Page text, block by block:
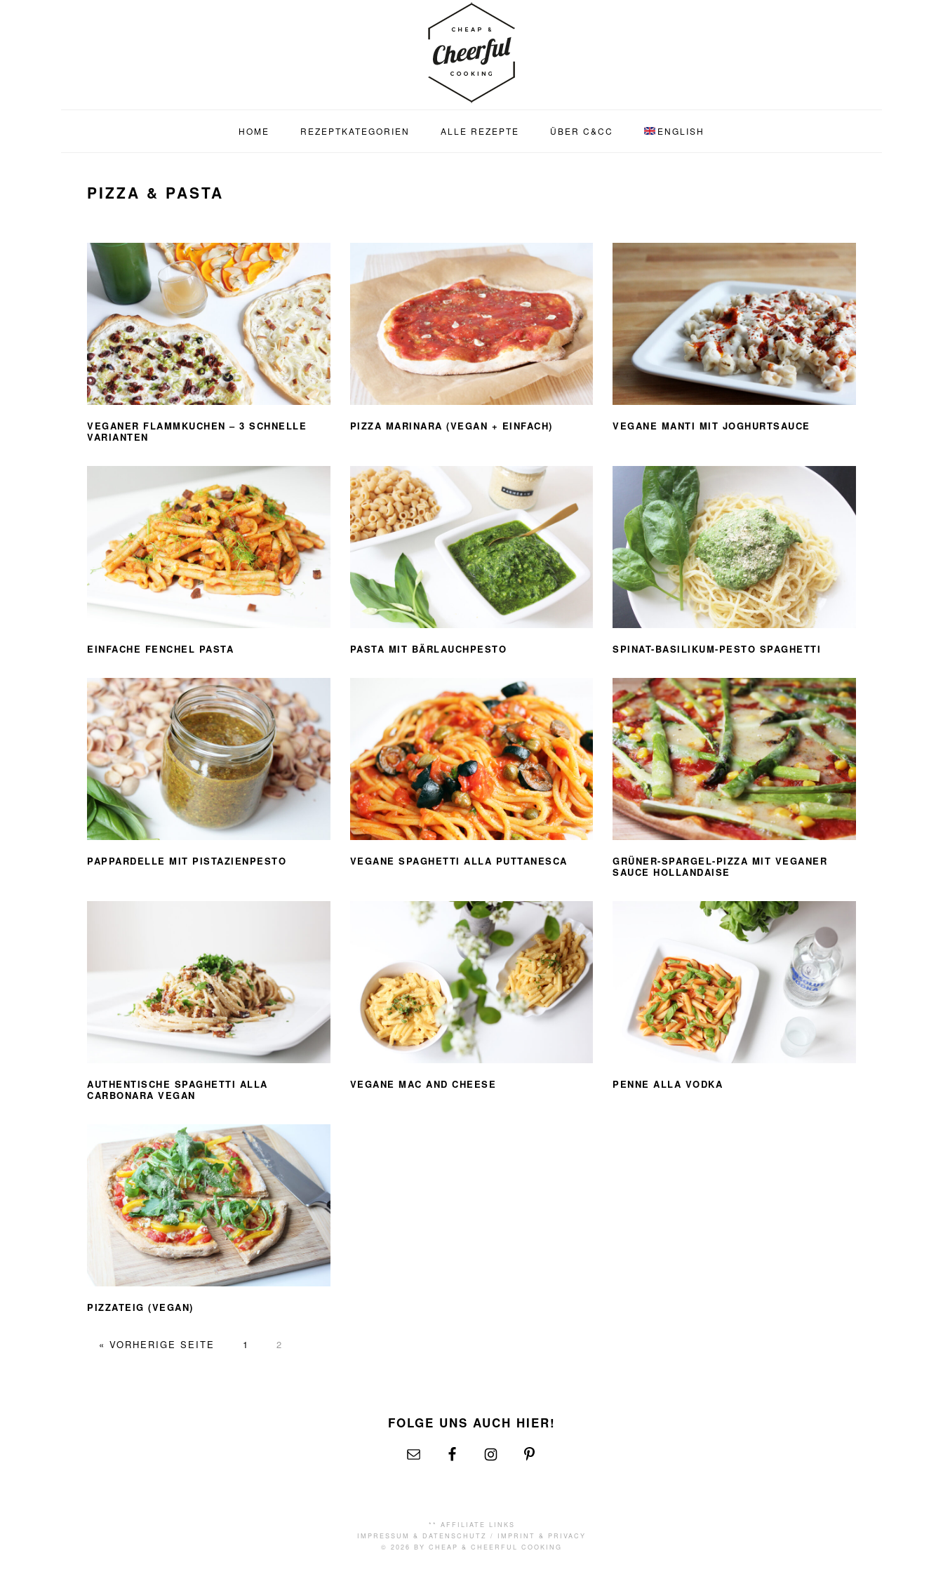
HOME REZEPTKATEGORIEN ALLE REZEPTE ÜBER C&CC ENGLISH
PIZZA & PASTA
VEGANER FLAMMKUCHEN – 3 SCHNELLE
VARIANTEN
PIZZA MARINARA (VEGAN + EINFACH) VEGANE MANTI MIT JOGHURTSAUCE
EINFACHE FENCHEL PASTA PASTA MIT BÄRLAUCHPESTO SPINAT-BASILIKUM-PESTO SPAGHETTI
PAPPARDELLE MIT PISTAZIENPESTO VEGANE SPAGHETTI ALLA PUTTANESCA
GRÜNER-SPARGEL-PIZZA MIT VEGANER
SAUCE HOLLANDAISE
AUTHENTISCHE SPAGHETTI ALLA
CARBONARA VEGAN
VEGANE MAC AND CHEESE PENNE ALLA VODKA
PIZZATEIG (VEGAN)
« VORHERIGE SEITE AUFRUFEN
SEITE
1 SEITE
2
FOLGE UNS AUCH HIER!
** AFFILIATE LINKS
IMPRESSUM & DATENSCHUTZ
/ IMPRINT & PRIVACY
© 2026 BY CHEAP & CHEERFUL COOKING